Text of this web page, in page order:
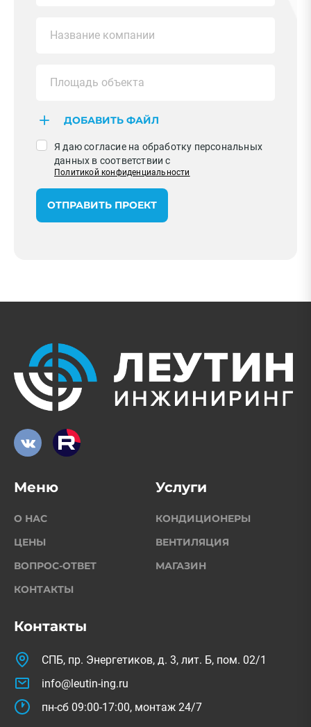
ДОБАВИТЬ ФАЙЛ
Я даю согласие на обработку персональных
данных в соответствии с
Политикой конфиденциальности
ОТПРАВИТЬ ПРОЕКТ
Контакты
СПБ, пр. Энергетиков, д. 3, лит. Б, пом. 02/1
info@leutin-ing.ru
пн-сб 09:00-17:00, монтаж 24/7
Меню
О НАС
ЦЕНЫ
ВОПРОС-ОТВЕТ
КОНТАКТЫ
Услуги
КОНДИЦИОНЕРЫ
ВЕНТИЛЯЦИЯ
МАГАЗИН